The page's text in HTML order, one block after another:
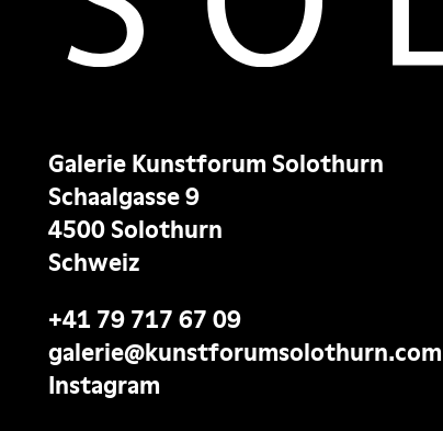
Galerie Kunstforum Solothurn
Schaalgasse 9
4500 Solothurn
Schweiz
+41 79 717 67 09
galerie@kunstforumsolothurn.com
Instagram